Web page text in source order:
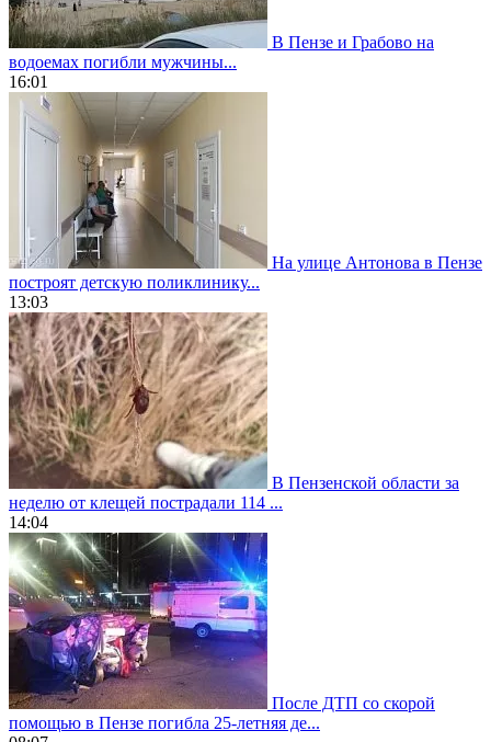
В Пензе и Грабово на
водоемах погибли мужчины...
16:01
На улице Антонова в Пензе
построят детскую поликлинику...
13:03
В Пензенской области за
неделю от клещей пострадали 114 ...
14:04
После ДТП со скорой
помощью в Пензе погибла 25-летняя де...